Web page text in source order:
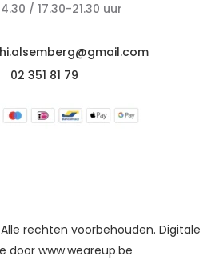
/ 17.30-21.30 uur
02 351 81 79
rechten voorbehouden. Digitale
door www.weareup.be